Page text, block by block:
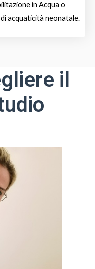
in Acqua o
acquaticità neonatale.
il